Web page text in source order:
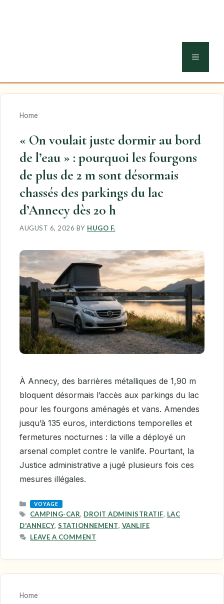
MENU
Home
« On voulait juste dormir au bord
de l’eau » : pourquoi les fourgons
de plus de 2 m sont désormais
chassés des parkings du lac
d’Annecy dès 20 h
AUGUST 6, 2026 BY HUGO F.
À Annecy, des barrières métalliques de 1,90 m
bloquent désormais l’accès aux parkings du lac
pour les fourgons aménagés et vans. Amendes
jusqu’à 135 euros, interdictions temporelles et
fermetures nocturnes : la ville a déployé un
arsenal complet contre le vanlife. Pourtant, la
Justice administrative a jugé plusieurs fois ces
mesures illégales.
CATEGORIES
VOYAGE
TAGS
CAMPING-CAR, DROIT ADMINISTRATIF, LAC
D'ANNECY, STATIONNEMENT, VANLIFE
LEAVE A COMMENT
Home